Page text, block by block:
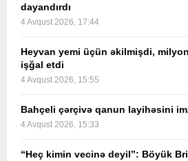
dayandırdı
4 Avqust 2026, 17:44
Heyvan yemi üçün əkilmişdi,
işğal etdi
4 Avqust 2026, 15:55
Bahçeli çərçivə qanun layihəsini
4 Avqust 2026, 15:33
“Heç kimin vecinə deyil”: Böyük